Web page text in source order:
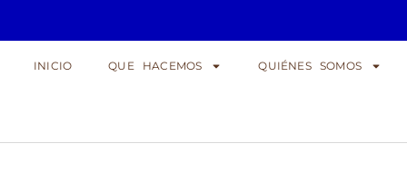
INICIO QUE HACEMOS QUIÉNES SOMOS